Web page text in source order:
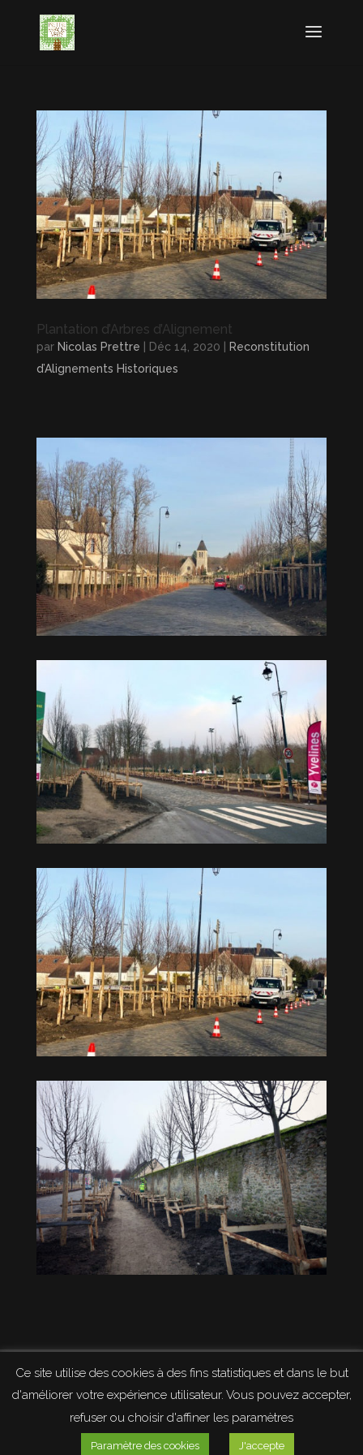
Plantation d’Arbres d’Alignement
par Nicolas Prettre Déc 14, 2020
Reconstitution
d’Alignements Historiques
Mentions légales et politique de confidentialité
© PRETTRE ESPACES VERTS
Ce site utilise des cookies à des fins statistiques et dans le but
d'améliorer votre expérience utilisateur. Vous pouvez accepter,
refuser ou choisir d'affiner les paramètres
Paramètre des cookies J'accepte